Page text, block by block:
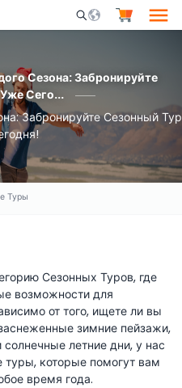
Mobile Search
Сезона: Забронируйте
Сего...
Забронируйте Сезонный Тур
Туры
Сезонных Туров, где
возможности для
от того, ищете ли вы
зимние пейзажи,
летние дни, у нас
туры, которые помогут вам
время года.